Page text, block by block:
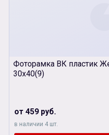
Фоторамка ВК пластик
30х40(9)
от 459 руб.
в наличии 4 шт.